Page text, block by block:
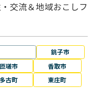
交流＆地域おこしフ
銚子市
匝瑳市
香取市
多古町 東庄町